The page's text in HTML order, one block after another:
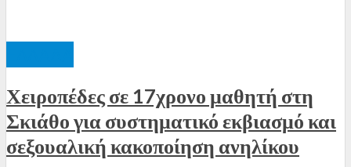
Χειροπέδες σε 17χρονο μαθητή στη
Σκιάθο για συστηματικό εκβιασμό και
σεξουαλική κακοποίηση ανηλίκου